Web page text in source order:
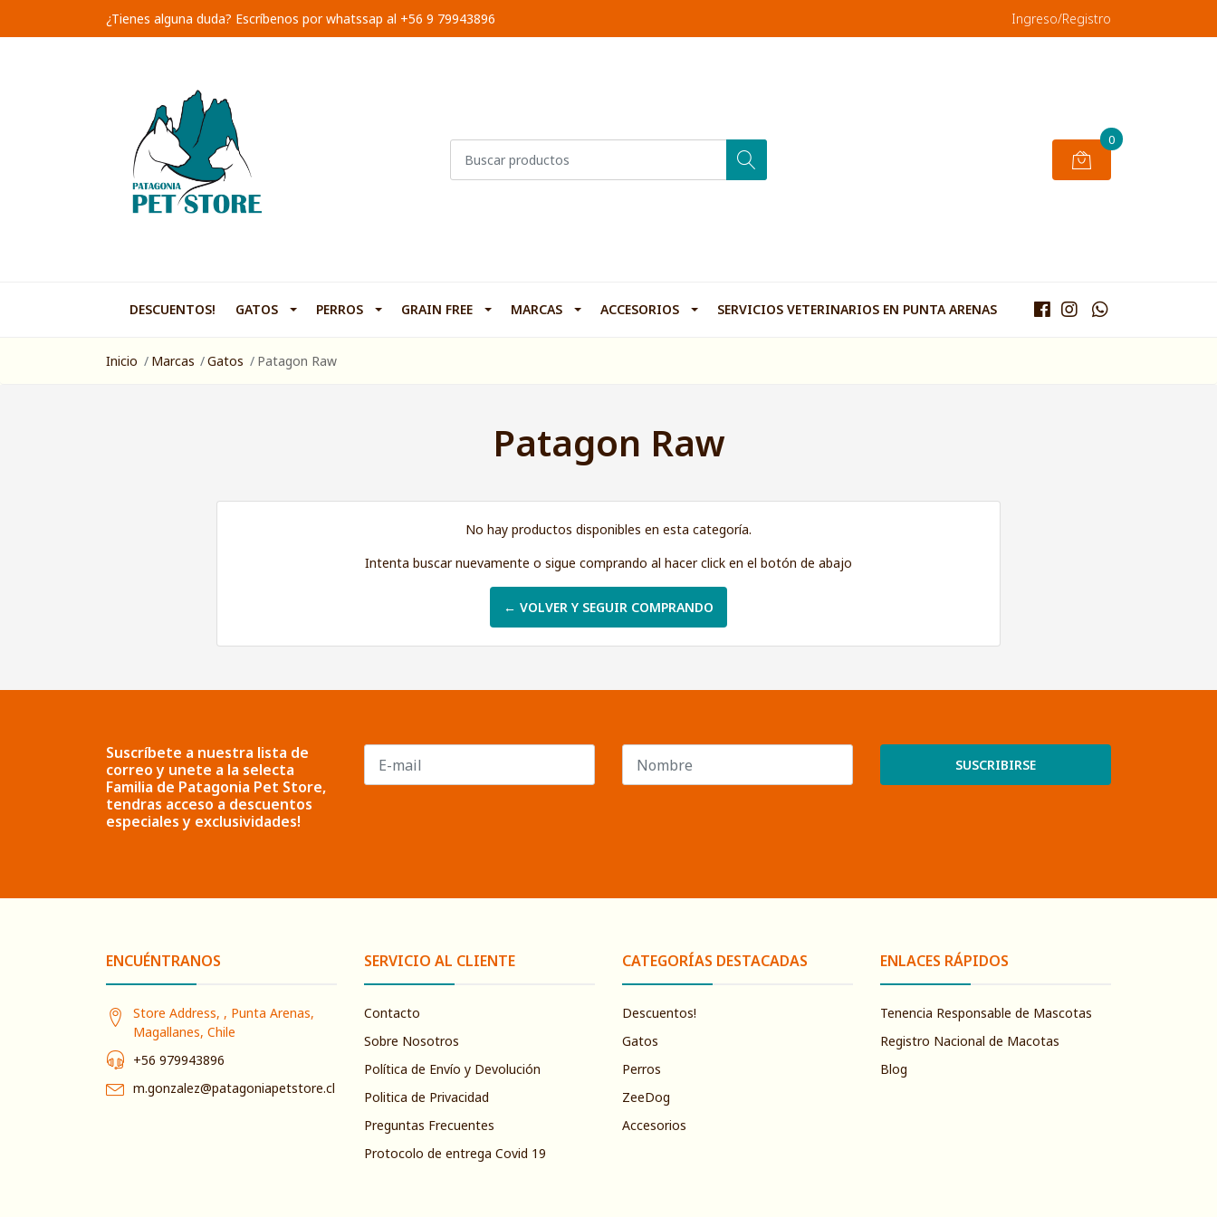
¿Tienes alguna duda? Escríbenos por whatssap al +56 9 79943896 Ingreso/Registro
0
DESCUENTOS! GATOS PERROS GRAIN FREE MARCAS ACCESORIOS SERVICIOS VETERINARIOS EN PUNTA ARENAS
Inicio Marcas Gatos Patagon Raw
Patagon Raw
No hay productos disponibles en esta categoría.
Intenta buscar nuevamente o sigue comprando al hacer click en el botón de abajo
← VOLVER Y SEGUIR COMPRANDO
Suscríbete a nuestra lista de
correo y unete a la selecta
Familia de Patagonia Pet Store,
tendras acceso a descuentos
especiales y exclusividades!
SUSCRIBIRSE
ENCUÉNTRANOS
Store Address, , Punta Arenas,
Magallanes, Chile
+56 979943896
m.gonzalez@patagoniapetstore.cl
SERVICIO AL CLIENTE
Contacto
Sobre Nosotros
Política de Envío y Devolución
Politica de Privacidad
Preguntas Frecuentes
Protocolo de entrega Covid 19
CATEGORÍAS DESTACADAS
Descuentos!
Gatos
Perros
ZeeDog
Accesorios
ENLACES RÁPIDOS
Tenencia Responsable de Mascotas
Registro Nacional de Macotas
Blog